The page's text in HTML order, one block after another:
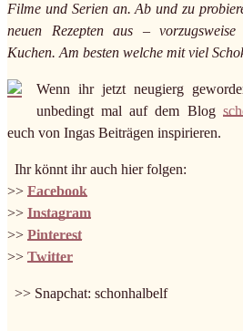
Filme und Serien an. Ab und zu
neuen Rezepten aus –
Kuchen. Am besten welche mit viel
Wenn ihr jetzt neugierg
unbedingt mal auf dem Blog
euch von Ingas Beiträgen inspirieren.
Ihr könnt ihr auch hier folgen:
>> Facebook
>> Instagram
>> Pinterest
>> Twitter
>> Snapchat: schonhalbelf